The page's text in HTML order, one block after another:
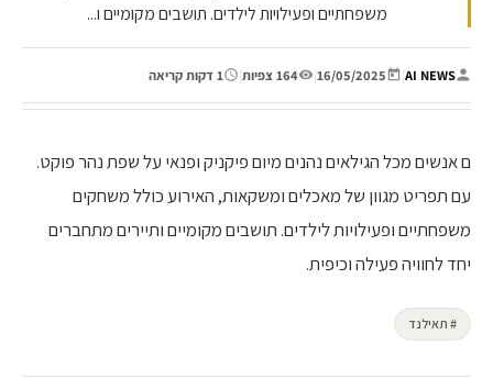
משפחתיים ופעילויות לילדים. תושבים מקומיים ו...
AI NEWS
|
16/05/2025
| 164 צפיות | 1 דקות קריאה
ם אנשים מכל הגילאים נהנים מיום פיקניק ופנאי על שפת נהר פוקט.
עם תפריט מגוון של מאכלים ומשקאות, האירוע כולל משחקים
משפחתיים ופעילויות לילדים. תושבים מקומיים ותיירים מתחברים
יחד לחוויה פעילה וכיפית.
# תאילנד